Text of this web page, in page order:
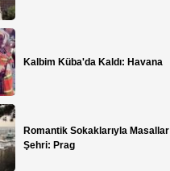
Kalbim Küba'da Kaldı: Havana
Romantik Sokaklarıyla Masallar
Şehri: Prag